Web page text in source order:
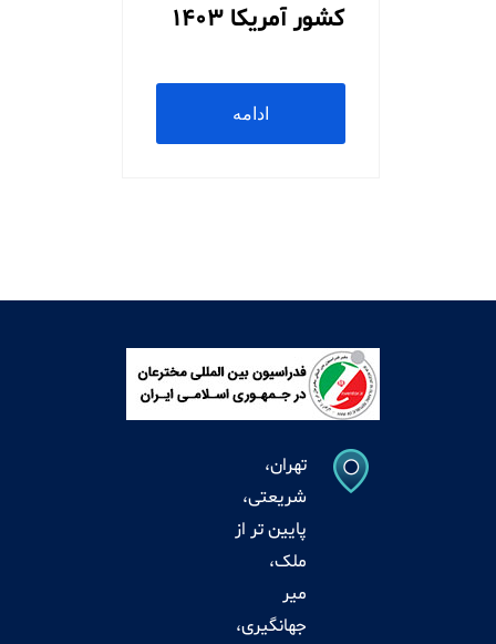
کشور آمریکا 1403
ادامه
تهران،
شریعتی،
پایین تر از
ملک،
میر
جهانگیری،